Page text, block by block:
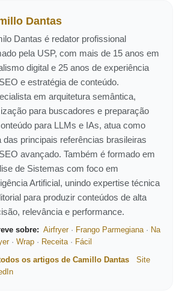
Dantas
Dantas é redator profissional
pela USP, com mais de 15 anos em
digital e 25 anos de experiência
e estratégia de conteúdo.
em arquitetura semântica,
para buscadores e preparação
para LLMs e IAs, atua como
das principais referências brasileiras
avançado. Também é formado em
de Sistemas com foco em
Artificial, unindo expertise técnica
para produzir conteúdos de alta
relevância e performance.
sobre: Airfryer· Frango Parmegiana · Na
· Wrap · Receita · Fácil
os artigos de Camillo Dantas
Site